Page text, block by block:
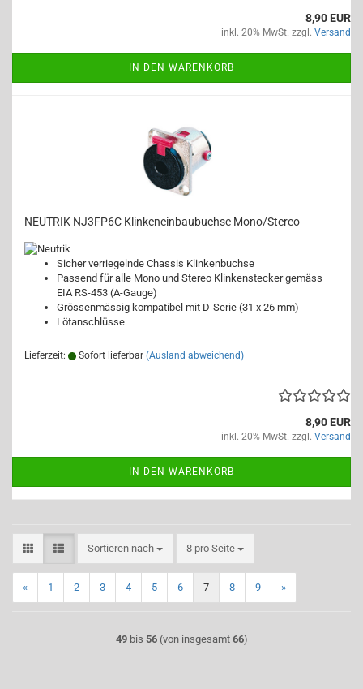
8,90 EUR
inkl. 20% MwSt. zzgl. Versand
IN DEN WARENKORB
NEUTRIK NJ3FP6C Klinkeneinbaubuchse Mono/Stereo
Sicher verriegelnde Chassis Klinkenbuchse
Passend für alle Mono und Stereo Klinkenstecker gemäss
EIA RS-453 (A-Gauge)
Grössenmässig kompatibel mit D-Serie (31 x 26 mm)
Lötanschlüsse
Lieferzeit: Sofort lieferbar (Ausland abweichend)
8,90 EUR
inkl. 20% MwSt. zzgl. Versand
IN DEN WARENKORB
Sortieren nach
Sortieren nach 8 pro Seite
pro Seite
« 1 2 3 4 5 6 7 8 9 »
49bis 56(von insgesamt 66)